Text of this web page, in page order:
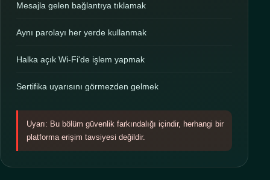
Mesajla gelen bağlantıya tıklamak
Aynı parolayı her yerde kullanmak
Halka açık Wi-Fi'de işlem yapmak
Sertifika uyarısını görmezden gelmek
Uyarı: Bu bölüm güvenlik farkındalığı içindir, herhangi bir
platforma erişim tavsiyesi değildir.